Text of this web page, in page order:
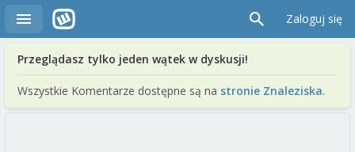
Zaloguj się
Przeglądasz tylko jeden wątek w dyskusji!
Wszystkie Komentarze dostępne są na stronie Znaleziska.